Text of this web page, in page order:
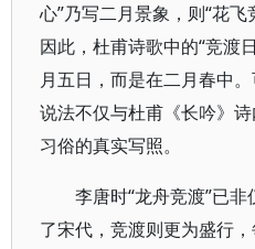
心”乃写二月景象，则“花飞
因此，杜甫诗歌中的“竞渡
月五日，而是在二月春中
说法不仅与杜甫《长吟》
习俗的真实写照。
李唐时“龙舟竞渡”已
了宋代，竞渡则更为盛行